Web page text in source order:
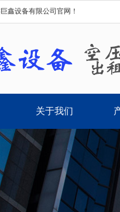
鑫设备有限公司官网！
关于我们